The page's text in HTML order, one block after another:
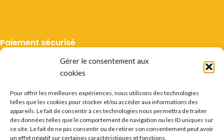
Gérer le consentement aux
cookies
Pour offrir les meilleures expériences, nous utilisons des technologies
telles que les cookies pour stocker et/ou accéder aux informations des
appareils. Le fait de consentir à ces technologies nous permettra de traiter
des données telles que le comportement de navigation ou les ID uniques sur
ce site. Le fait de ne pas consentir ou de retirer son consentement peut avoir
un effet négatif sur certaines caractéristiques et fonctions.
Paiement sécurisé
Livraison suivie